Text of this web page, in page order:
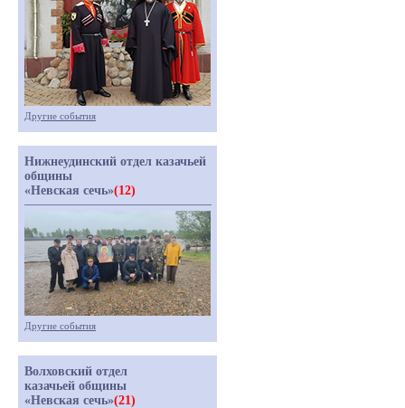
Другие события
Нижнеудинский отдел казачьей
общины
«Невская сечь»(12)
Другие события
Волховский отдел
казачьей общины
«Невская сечь»(21)